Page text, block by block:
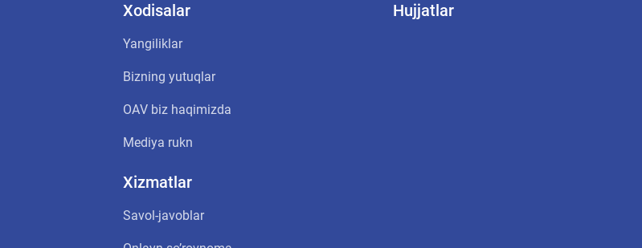
Xodisalar
Yangiliklar
Bizning yutuqlar
OАV biz haqimizda
Mediya rukn
Xizmatlar
Savol-javoblar
Hujjatlar